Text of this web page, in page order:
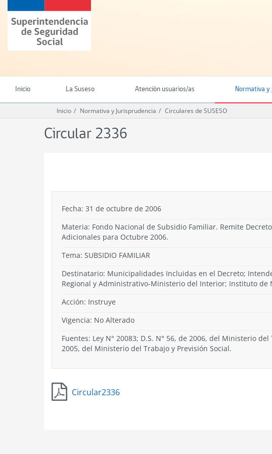
contenido
principal
Superintendencia
de
Seguridad
(SUSESO)
Chile
Inicio La Suseso Atención usuarios/as Normativa y
Inicio Normativa y Jurisprudencia Circulares de SUSESO
Circular 2336
Fecha: 31 de octubre de 2006
Materia: Fondo Nacional de Subsidio Familiar. Remite
Adicionales para Octubre 2006.
Tema: SUBSIDIO FAMILIAR
Destinatario: Municipalidades Incluidas en el Decreto;
Regional y Administrativo-Ministerio del Interior; Instituto de
Acción: Instruye
Vigencia: No Alterado
Fuentes: Ley N° 20083; D.S. N° 56, de 2006, del Ministerio
2005, del Ministerio del Trabajo y Previsión Social.
Circular2336